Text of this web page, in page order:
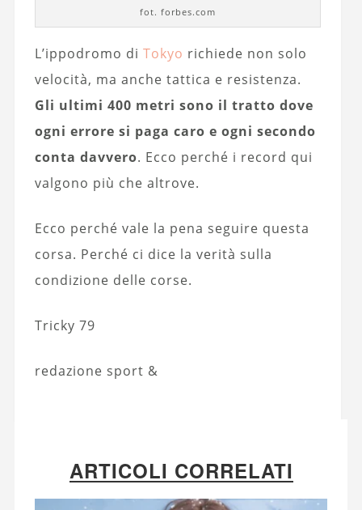
fot. forbes.com
L’ippodromo di Tokyo richiede non solo
velocità, ma anche tattica e resistenza.
Gli ultimi 400 metri sono il tratto dove
ogni errore si paga caro e ogni secondo
conta davvero. Ecco perché i record qui
valgono più che altrove.
Ecco perché vale la pena seguire questa
corsa. Perché ci dice la verità sulla
condizione delle corse.
Tricky 79
redazione sport &
ARTICOLI CORRELATI